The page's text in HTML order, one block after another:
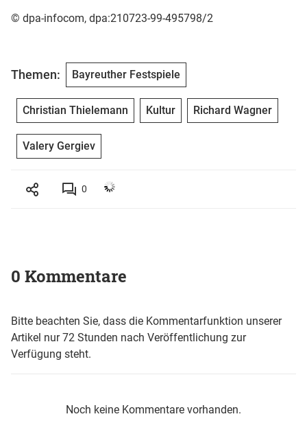
© dpa-infocom, dpa:210723-99-495798/2
Themen: Bayreuther Festspiele
Christian Thielemann Kultur Richard Wagner
Valery Gergiev
0
0 Kommentare
Bitte beachten Sie, dass die Kommentarfunktion unserer
Artikel nur 72 Stunden nach Veröffentlichung zur
Verfügung steht.
Noch keine Kommentare vorhanden.